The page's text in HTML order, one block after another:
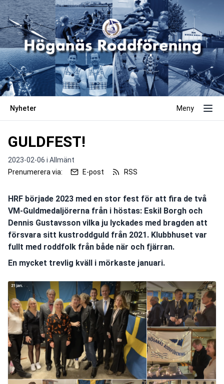
Nyheter Meny
GULDFEST!
2023-02-06 i Allmänt
Prenumerera via:
E-post RSS
HRF började 2023 med en stor fest för att fira de två
VM-Guldmedaljörerna från i höstas: Eskil Borgh och
Dennis Gustavsson vilka ju lyckades med bragden att
försvara sitt kustroddguld från 2021. Klubbhuset var
fullt med roddfolk från både när och fjärran.
En mycket trevlig kväll i mörkaste januari.